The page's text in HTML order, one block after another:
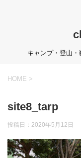
キャンプ・登山
HOME >
site8_tarp
投稿日： 2020年5月12日